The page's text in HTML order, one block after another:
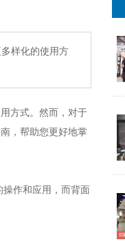
样化的使用方
方式。然而，对于
，帮助您更好地掌
作和应用，而背面